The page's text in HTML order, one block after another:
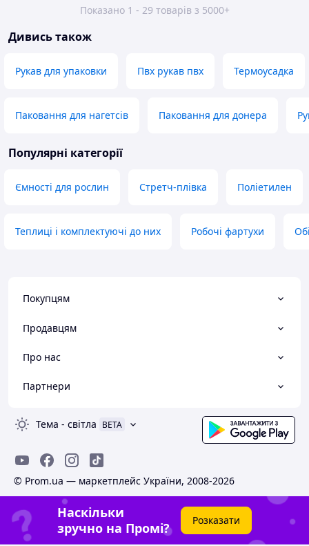
Показано 1 - 29 товарів з 5000+
Дивись також
Рукав для упаковки Пвх рукав пвх Термоусадка
Паковання для нагетсів Паковання для донера
Популярні категорії
Ємності для рослин Стретч-плівка Поліетилен
Теплиці і комплектуючі до них Робочі фартухи
Покупцям
Продавцям
Про нас
Партнери
Тема - світла BETA
© Prom.ua — маркетплейс України, 2008-2026
Наскільки
зручно на Промі?
Розказати